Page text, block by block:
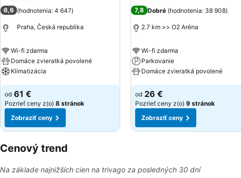
6,6 (hodnotenia: 4 647)
Praha, Česká republika
Wi-fi zdarma
Domáce zvieratká povolené
Klimatizácia
Zobraziť ceny
od 61 €
Pozrieť ceny z(o) 8 stránok
Zobraziť ceny
7,8 Dobré (hodnotenia: 38 908)
2.7 km >> O2 Aréna
Wi-fi zdarma
Parkovanie
Domáce zvieratká povolené
Zobraziť ceny
od 26 €
Pozrieť ceny z(o) 9 stránok
Zobraziť ceny
Cenový trend
Na základe najnižších cien na trivago za posledných 30 dní